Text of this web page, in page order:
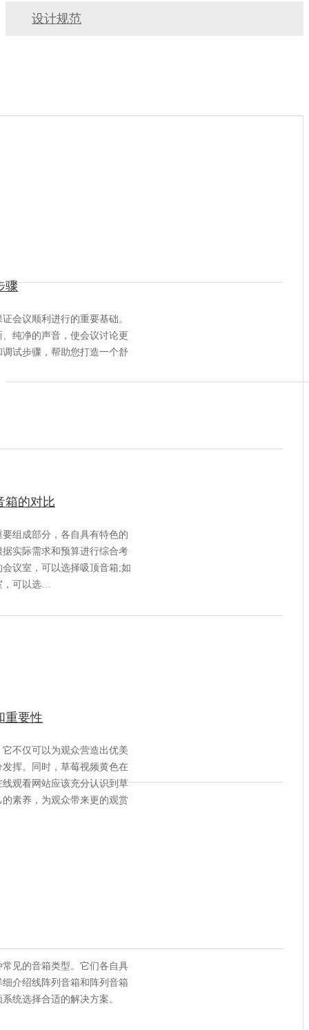
设计规范
骤
会议顺利进行的重要基础。
纯净的声音，使会议讨论更
试步骤，帮助您打造一个舒
箱的对比
组成部分，各自具有特色的
实际需求和预算进行综合考
议室，可以选择吸顶音箱;如
可以选…
重要性
不仅可以为观众营造出优美
挥。同时，草莓视频黄色在
观看网站应该充分认识到草
素养，为观众带来更的观赏
见的音箱类型。它们各自具
介绍线阵列音箱和阵列音箱
统选择合适的解决方案。